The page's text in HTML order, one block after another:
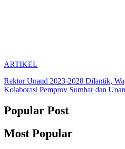
ARTIKEL
Rektor Unand 2023-2028 Dilantik,
Kolaborasi Pemprov Sumbar dan
Popular Post
Most Popular